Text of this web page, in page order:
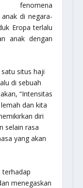
fenomena
di negara-
Eropa terlalu
anak dengan
situs haji
di sebuah
“Intensitas
dan kita
diri
selain rasa
yang akan
terhadap
menegaskan